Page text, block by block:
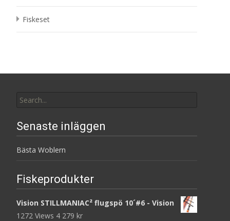
Fiskeset
for:
Senaste inläggen
Bästa Woblern
Fiskeprodukter
Vision STILLMANIAC² flugspö 10´#6 - Vision
1272 Views 4 279 kr